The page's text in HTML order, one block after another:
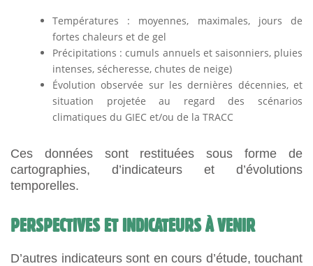
Températures : moyennes, maximales, jours de
fortes chaleurs et de gel
Précipitations : cumuls annuels et saisonniers, pluies
intenses, sécheresse, chutes de neige)
Évolution observée sur les dernières décennies, et
situation projetée au regard des scénarios
climatiques du GIEC et/ou de la TRACC
Ces données sont restituées sous forme de
cartographies, d’indicateurs et d’évolutions
temporelles.
PERSPECTIVES ET INDICATEURS À VENIR
D’autres indicateurs sont en cours d’étude, touchant